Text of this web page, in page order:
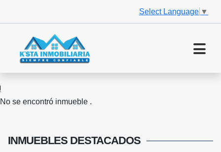
Select Language ▼
No se encontró inmueble .
INMUEBLES DESTACADOS